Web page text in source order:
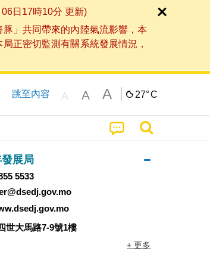
日17時10分 更新)
」共同帶來的內陸氣流影響，本
正密切監測有關系統發展情況，
跳至內容 A A A 27°C
展局
5533
世大馬路7-9號1樓
+ 更多